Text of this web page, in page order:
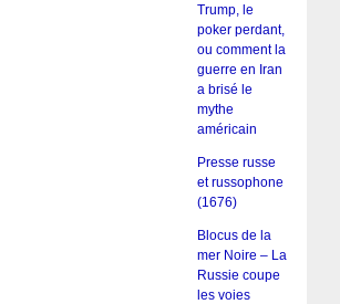
Trump, le
poker perdant,
ou comment la
guerre en Iran
a brisé le
mythe
américain
Presse russe
et russophone
(1676)
Blocus de la
mer Noire – La
Russie coupe
les voies